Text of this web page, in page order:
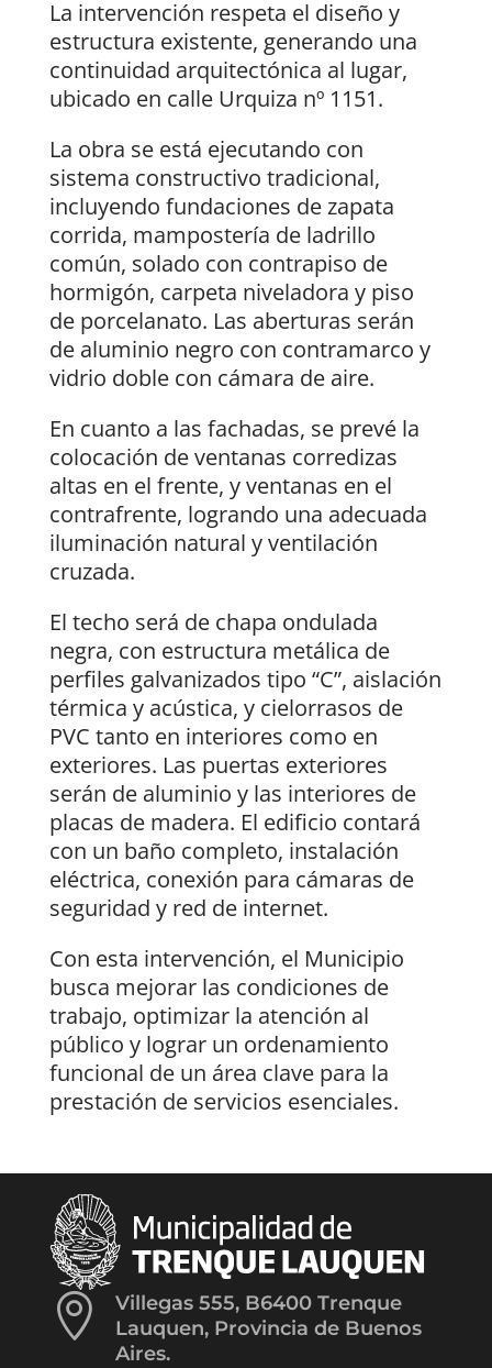
La intervención respeta el diseño y
estructura existente, generando una
continuidad arquitectónica al lugar,
ubicado en calle Urquiza nº 1151.
La obra se está ejecutando con
sistema constructivo tradicional,
incluyendo fundaciones de zapata
corrida, mampostería de ladrillo
común, solado con contrapiso de
hormigón, carpeta niveladora y piso
de porcelanato. Las aberturas serán
de aluminio negro con contramarco y
vidrio doble con cámara de aire.
En cuanto a las fachadas, se prevé la
colocación de ventanas corredizas
altas en el frente, y ventanas en el
contrafrente, logrando una adecuada
iluminación natural y ventilación
cruzada.
El techo será de chapa ondulada
negra, con estructura metálica de
perfiles galvanizados tipo “C”, aislación
térmica y acústica, y cielorrasos de
PVC tanto en interiores como en
exteriores. Las puertas exteriores
serán de aluminio y las interiores de
placas de madera. El edificio contará
con un baño completo, instalación
eléctrica, conexión para cámaras de
seguridad y red de internet.
Con esta intervención, el Municipio
busca mejorar las condiciones de
trabajo, optimizar la atención al
público y lograr un ordenamiento
funcional de un área clave para la
prestación de servicios esenciales.

Villegas 555, B6400 Trenque
Lauquen, Provincia de Buenos
Aires.